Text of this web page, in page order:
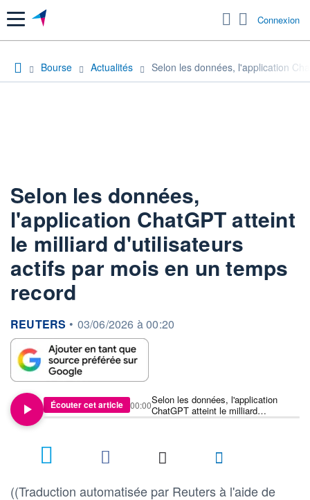
Menu Connexion
Bourse Actualités Selon les données, l'application
Selon les données,
l'application ChatGPT atteint
le milliard d'utilisateurs
actifs par mois en un temps
record
information fournie par
REUTERS • 03/06/2026 à 00:20
Écouter cet article
Selon les données, l'application
ChatGPT atteint le milliard
d'utilisateurs actifs par mois en un
00:00
((Traduction automatisée par Reuters à l'aide de